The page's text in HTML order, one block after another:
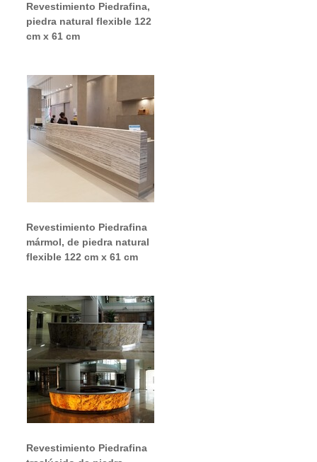
Revestimiento Piedrafina,
piedra natural flexible 122
cm x 61 cm
Revestimiento Piedrafina
mármol, de piedra natural
flexible 122 cm x 61 cm
Revestimiento Piedrafina